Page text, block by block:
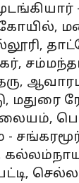
மதுரை